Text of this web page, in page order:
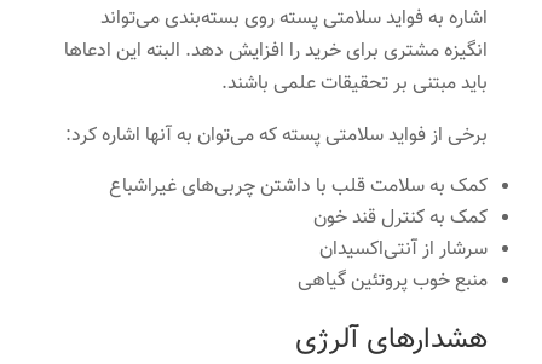
اشاره به فواید سلامتی پسته روی بسته‌بندی می‌تواند
انگیزه مشتری برای خرید را افزایش دهد. البته این ادعاها
باید مبتنی بر تحقیقات علمی باشند.
برخی از فواید سلامتی پسته که می‌توان به آنها اشاره کرد:
کمک به سلامت قلب با داشتن چربی‌های غیراشباع
کمک به کنترل قند خون
سرشار از آنتی‌اکسیدان
منبع خوب پروتئین گیاهی
هشدارهای آلرژی